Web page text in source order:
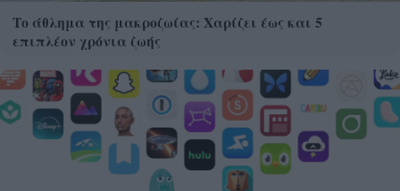
Το άθλημα της μακροζωίας: Χαρίζει έως και 5
επιπλέον χρόνια ζωής